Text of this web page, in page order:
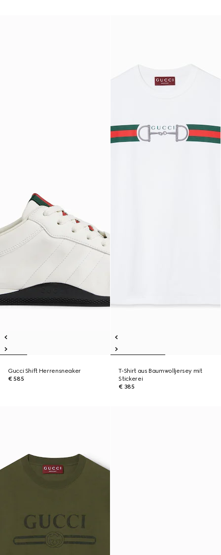
Gucci Shift Herrensneaker
€ 585
T-Shirt aus Baumwolljersey mit
Stickerei
€ 385